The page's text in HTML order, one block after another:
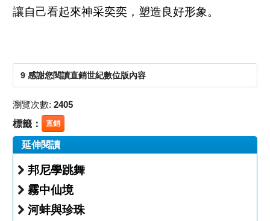
讓自己看起來神采奕奕，塑造良好形象。
9 感謝您閱讀直銷世紀數位版內容
瀏覽次數: 2405
標籤： 直銷
延伸閱讀
邦尼學跳舞
霧中仙境
河蚌與珍珠